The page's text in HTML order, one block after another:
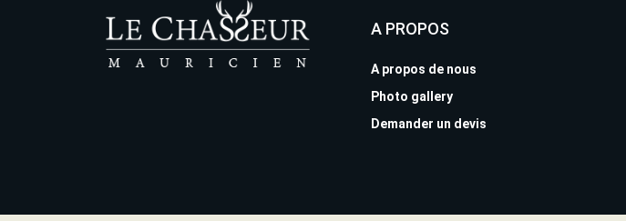
A PROPOS
A propos de nous
Photo gallery
Demander un devis